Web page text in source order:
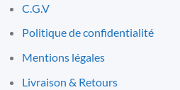
C.G.V
Politique de confidentialité
Mentions légales
Livraison & Retours